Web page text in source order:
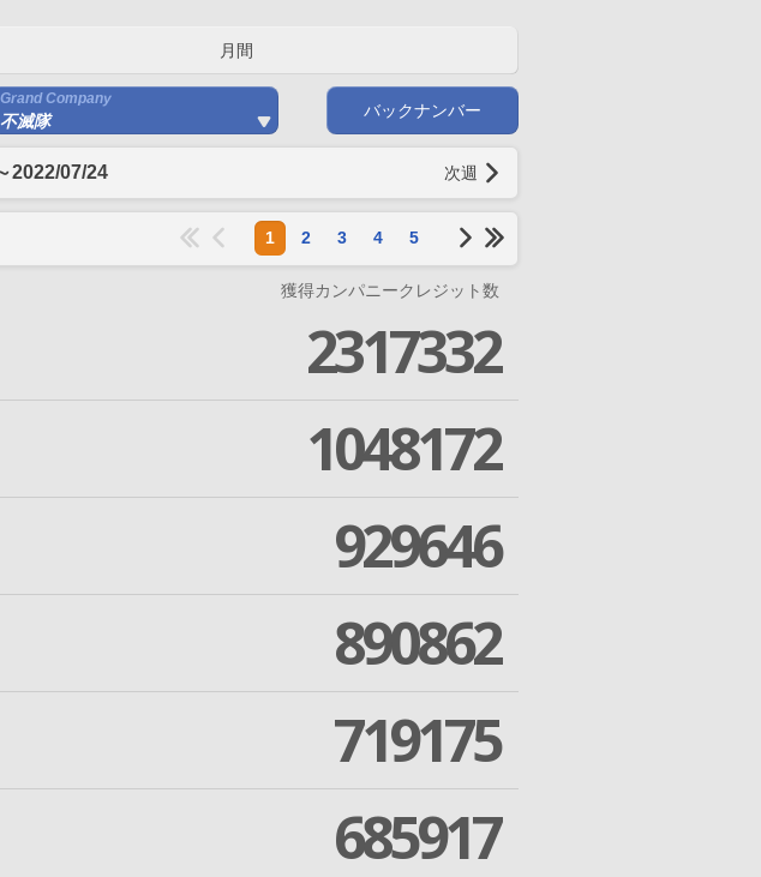
月間
Grand Company
不滅隊
バックナンバー
2022/07/24 次週
1 2 3 4 5
獲得カンパニークレジット数
2317332
1048172
929646
890862
719175
685917